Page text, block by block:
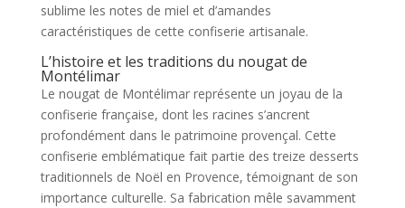
sublime les notes de miel et d’amandes
caractéristiques de cette confiserie artisanale.
L’histoire et les traditions du nougat de
Montélimar
Le nougat de Montélimar représente un joyau de la
confiserie française, dont les racines s’ancrent
profondément dans le patrimoine provençal. Cette
confiserie emblématique fait partie des treize desserts
traditionnels de Noël en Provence, témoignant de son
importance culturelle. Sa fabrication mêle savamment